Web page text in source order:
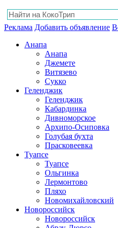
Реклама Добавить объявление
Анапа
Анапа
Джемете
Витязево
Сукко
Геленджик
Геленджик
Кабардинка
Дивноморское
Архипо-Осиповка
Голубая бухта
Прасковеевка
Туапсе
Туапсе
Ольгинка
Лермонтово
Пляхо
Новомихайловский
Новороссийск
Новороссийск